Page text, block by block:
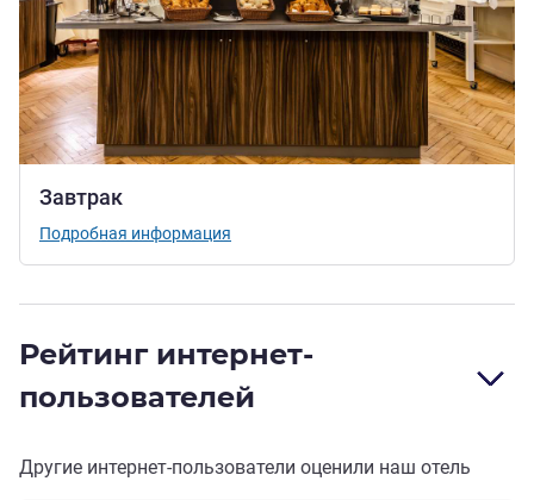
Завтрак
Подробная информация
Рейтинг интернет-
пользователей
Другие интернет-пользователи оценили наш отель